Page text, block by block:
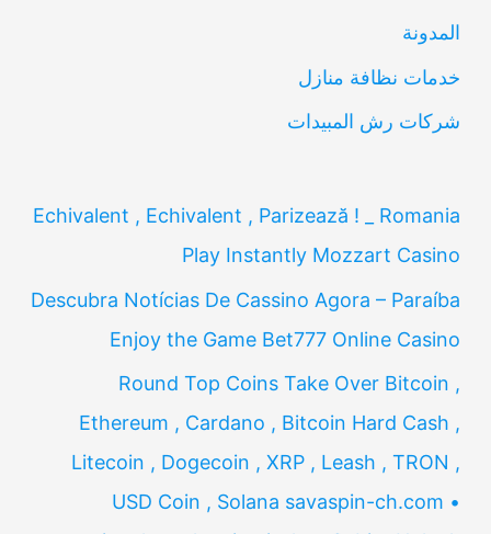
ن
المدونة
خدمات نظافة منازل
شركات رش المبيدات
Echivalent , Echivalent , Parizează ! _ Romania
Play Instantly Mozzart Casino
Descubra Notícias De Cassino Agora – Paraíba
Enjoy the Game Bet777 Online Casino
Round Top Coins Take Over Bitcoin ,
Ethereum , Cardano , Bitcoin Hard Cash ,
Litecoin , Dogecoin , XRP , Leash , TRON ,
USD Coin , Solana savaspin-ch.com •